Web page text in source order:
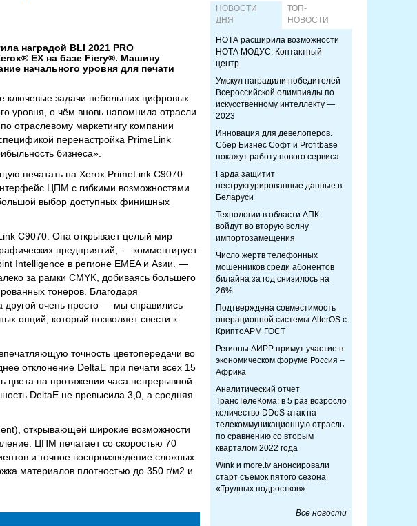
наградой BLI 2021 PRO
EX на базе Fiery®. Машину
начального уровня для печати
ключевые задачи небольших цифровых
уровня, о чём вновь напомнила отрасли
отраслевому маркетингу компании
перенастройка PrimeLink
бизнеса».
печатать на Xerox PrimeLink C9070
ЦПМ с гибкими возможностями
выбор доступных финишных
C9070. Она открывает целый мир
предприятий, — комментирует
Intelligence в регионе EMEA и Азии. —
за рамки CMYK, добиваясь большего
тонеров. Благодаря
другой очень просто — мы справились
опций, который позволяет свести к
точность цветопередачи во
отклонение DeltaE при печати всех 15
цвета на протяжении часа непрерывной
DeltaE не превысила 3,0, а средняя
открывающей широкие возможности
ЦПМ печатает со скоростью 70
и точное воспроизведение сложных
материалов плотностью до 350 г/м2 и
НОВОСТИ
ДНЯ
ТОП-
НОВОСТИ
НОТА расширила возможности
НОТА МОДУС. Контактный
центр
Умскул наградили победителей
Всероссийской олимпиады по
искусственному интеллекту —
2023
Инновация для девелоперов.
Сбер Бизнес Софт и Profitbase
покажут работу нового сервиса
Гарда защитит
неструктурированные данные в
Беларуси
Технологии в области АПК
войдут во вторую волну
импортозамещения
Число жертв телефонных
мошенников среди абонентов
билайна за год снизилось на
26%
Подтверждена совместимость
операционной системы AlterOS с
КриптоАРМ ГОСТ
Регионы АИРР примут участие в
экономическом форуме Россия –
Африка
Аналитический отчет
ТрансТелеКома: в 5 раз возросло
количество DDoS-атак на
телекоммуникационную отрасль
по сравнению со вторым
кварталом 2022 года
Wink и more.tv анонсировали
старт съемок пятого сезона
«Трудных подростков»
Все новости